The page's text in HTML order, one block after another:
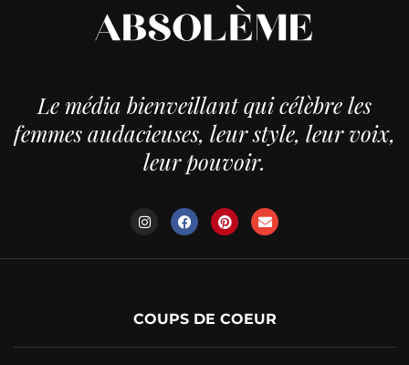
Le média bienveillant qui célèbre les
femmes audacieuses, leur style, leur voix,
leur pouvoir.
COUPS DE COEUR